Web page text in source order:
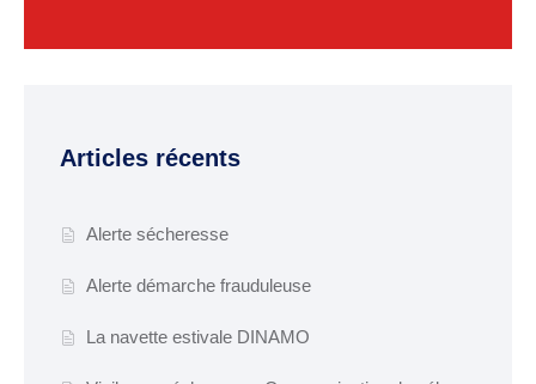
Articles récents
Alerte sécheresse
Alerte démarche frauduleuse
La navette estivale DINAMO